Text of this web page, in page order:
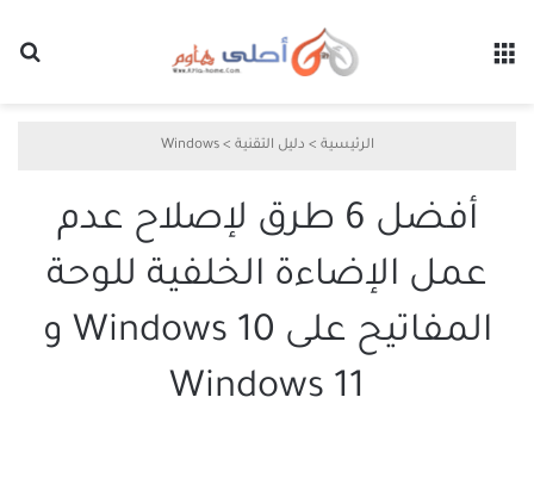
الرئيسية > دليل التقنية >
Windows
أفضل 6 طرق لإصلاح عدم
عمل الإضاءة الخلفية للوحة
المفاتيح على Windows 10 و
Windows 11